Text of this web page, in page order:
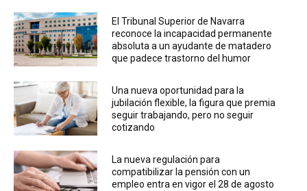
El Tribunal Superior de Navarra
reconoce la incapacidad permanente
absoluta a un ayudante de matadero
que padece trastorno del humor
Una nueva oportunidad para la
jubilación flexible, la figura que premia
seguir trabajando, pero no seguir
cotizando
La nueva regulación para
compatibilizar la pensión con un
empleo entra en vigor el 28 de agosto